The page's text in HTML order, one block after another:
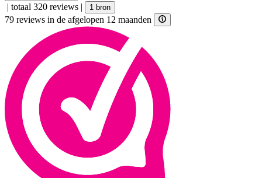
| totaal 320 reviews | 1 bron
79 reviews in de afgelopen 12 maanden